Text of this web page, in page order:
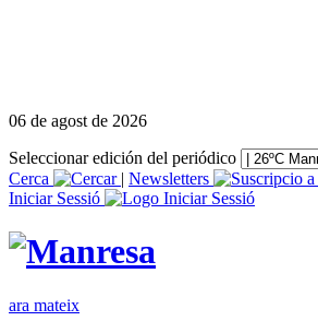
06 de agost de 2026
Seleccionar edición del periódico
Cerca
| Newsletters
Iniciar Sessió
ara mateix